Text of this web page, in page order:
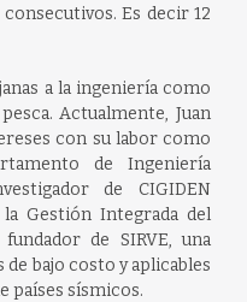
Es decir 12
a la ingeniería como
Actualmente, Juan
con su labor como
de Ingeniería
de CIGIDEN
Gestión Integrada del
de SIRVE, una
bajo costo y aplicables
países sísmicos.